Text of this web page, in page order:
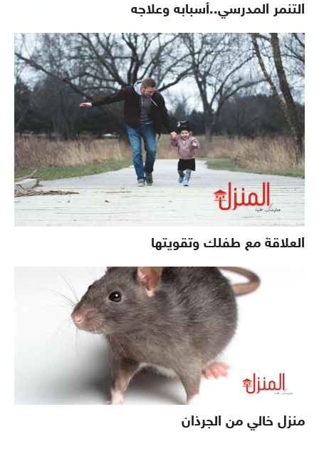
التنمر المدرسي..أسبابه وعلاجه
العلاقة مع طفلك وتقويتها
منزل خالي من الجرذان